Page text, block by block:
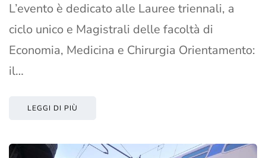
L’evento è dedicato alle Lauree triennali, a
ciclo unico e Magistrali delle facoltà di
Economia, Medicina e Chirurgia Orientamento:
il…
LEGGI DI PIÙ